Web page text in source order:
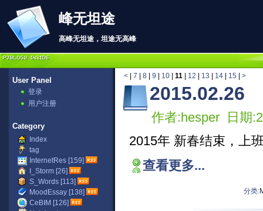
峰无坦途
高峰无坦途，坦途无高峰
< 7 8 9 10 11 12 13 14 15 >
2015.02.26
作者:hesper 日期
2015年 新春结束，上
查看更多...
分类:
User Panel
登录
用户注册
Category
Index
tag
InternetRes [159]
I_Storm [26]
S_Words [113]
MoodEssay [138]
CeBIM [126]